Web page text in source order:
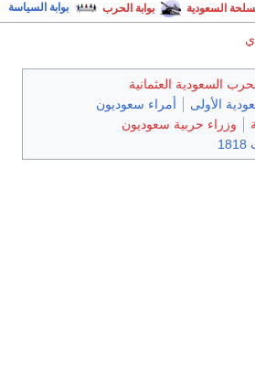
السعودية
بوابة الحرب بوابة السياسة
العثمانية
الأولى
أمراء سعوديون
حربية سعوديون